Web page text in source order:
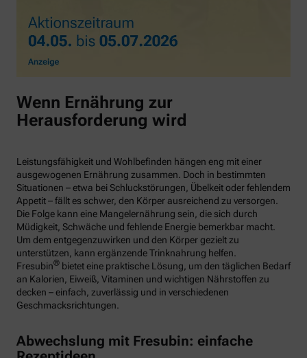
Wenn Ernährung zur
Herausforderung wird
Leistungsfähigkeit und Wohlbefinden hängen eng mit einer
ausgewogenen Ernährung zusammen. Doch in bestimmten
Situationen – etwa bei Schluckstörungen, Übelkeit oder fehlendem
Appetit – fällt es schwer, den Körper ausreichend zu versorgen.
Die Folge kann eine Mangelernährung sein, die sich durch
Müdigkeit, Schwäche und fehlende Energie bemerkbar macht.
Um dem entgegenzuwirken und den Körper gezielt zu
unterstützen, kann ergänzende Trinknahrung helfen.
Fresubin® bietet eine praktische Lösung, um den täglichen Bedarf
an Kalorien, Eiweiß, Vitaminen und wichtigen Nährstoffen zu
decken – einfach, zuverlässig und in verschiedenen
Geschmacksrichtungen.
Abwechslung mit Fresubin: einfache